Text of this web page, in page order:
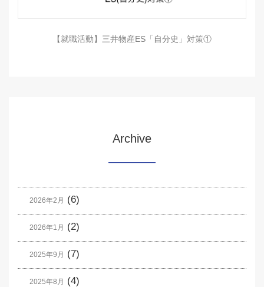
【就職活動】三井物産ES「自分史」対策①
Archive
2026年2月 (6)
2026年1月 (2)
2025年9月 (7)
2025年8月 (4)